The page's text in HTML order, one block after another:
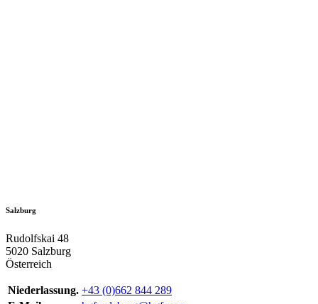
Salzburg
Rudolfskai 48
5020 Salzburg
Österreich
Niederlassung. +43 (0)662 844 289